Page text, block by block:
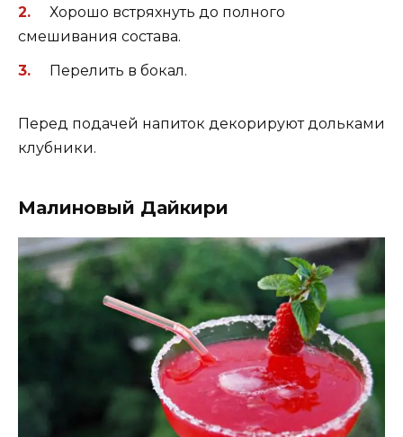
Хорошо встряхнуть до полного
смешивания состава.
Перелить в бокал.
Перед подачей напиток декорируют дольками
клубники.
Малиновый Дайкири